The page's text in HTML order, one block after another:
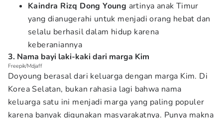
Kaindra Rizq Dong Young artinya anak Timur
yang dianugerahi untuk menjadi orang hebat dan
selalu berhasil dalam hidup karena
keberaniannya
3. Nama bayi laki-kaki dari marga Kim
Freepik/Mdjaff
Doyoung berasal dari keluarga dengan marga Kim. Di
Korea Selatan, bukan rahasia lagi bahwa nama
keluarga satu ini menjadi marga yang paling populer
karena banyak digunakan masyarakatnya. Punya makna